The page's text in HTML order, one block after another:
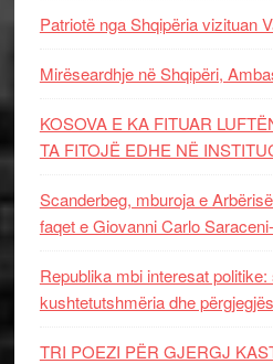
Patriotë nga Shqipëria vizituan
Mirëseardhje në Shqipëri,
KOSOVA E KA FITUAR
TA FITOJË EDHE NË
Scanderbeg, mburoja e
faqet e Giovanni Carlo
Republika mbi interesat
kushtetutshmëria dhe
TRI POEZI PËR GJERGJ